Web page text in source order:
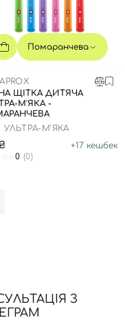
Помаранчева
ЩІТКА ДИТЯЧА
М'ЯКА -
УЛЬТРА-М'ЯКА
+17 кешбек
0 (0)
З